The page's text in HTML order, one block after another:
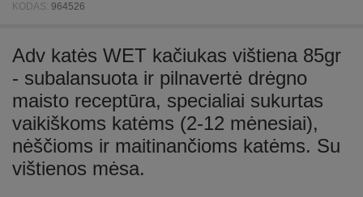
KODAS: 964526
Adv katės WET kačiukas vištiena 85gr
- subalansuota ir pilnavertė drėgno
maisto receptūra, specialiai sukurtas
vaikiškoms katėms (2-12 mėnesiai),
nėščioms ir maitinančioms katėms. Su
vištienos mėsa.